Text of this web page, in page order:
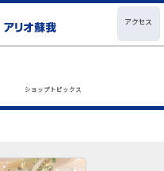
アクセス
ショップトピックス